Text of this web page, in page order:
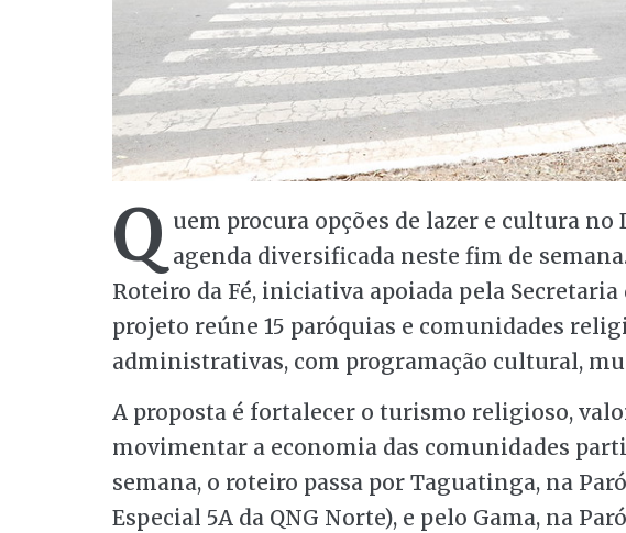
Q uem procura opções de lazer e cultura
agenda diversificada neste fim de
Roteiro da Fé, iniciativa apoiada pela Secretaria
projeto reúne 15 paróquias e comunidades
administrativas, com programação cultural,
A proposta é fortalecer o turismo religioso,
movimentar a economia das comunidades
semana, o roteiro passa por Taguatinga, na
Especial 5A da QNG Norte), e pelo Gama, na